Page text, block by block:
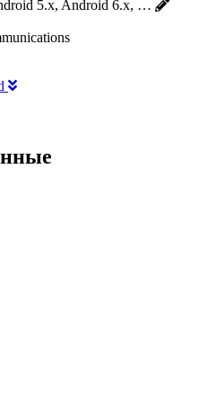
5.x, Android 6.x, …